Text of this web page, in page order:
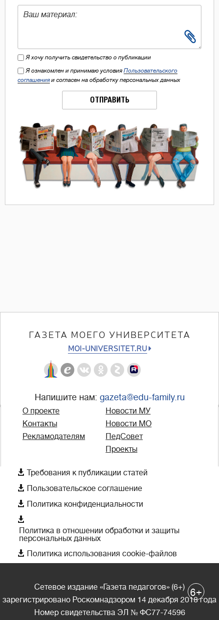
Я хочу получить свидетельство о публикации
Я ознакомлен и принимаю условия Пользовательского
соглашения и согласен на обработку персональных данных
ОТПРАВИТЬ
ГАЗЕТА МОЕГО УНИВЕРСИТЕТА
MOI-UNIVERSITET.RU
Напишите нам: gazeta@edu-family.ru
О проекте
Контакты
Рекламодателям
Новости МУ
Новости МО
ПедСовет
Проекты
 Требования к публикации статей
 Пользовательское соглашение
 Политика конфиденциальности

Политика в отношении обработки и защиты
персональных данных
 Политика использования cookie-файлов
Сетевое издание «Газета педагогов» (6+)
зарегистрировано Роскомнадзором 14 декабря 2018 года
Номер свидетельства ЭЛ № ФС77-74596
6+